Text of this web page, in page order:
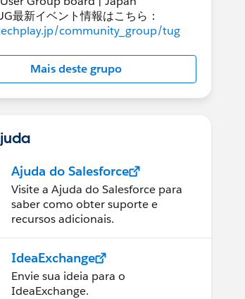
最新イベント情報はこちら：
community_group/tug
Mais deste grupo
Ajuda do Salesforce
Visite a Ajuda do Salesforce para
saber como obter suporte e
recursos adicionais.
IdeaExchange
Envie sua ideia para o
IdeaExchange.